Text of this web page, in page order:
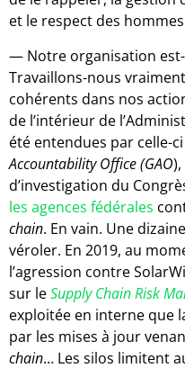
et le respect des
— Notre organisation
Travaillons-nous
cohérents dans nos
de l’intérieur de
été entendues par celle-ci
Accountability Office(GAO
d’investigation du
les agences fédérales
chain. En vain. Une
véroler. En 2019, au
l’agression contre
sur leSupply Chain Risk
exploitée en interne que
par les mises à jour
chain… Les silos limitent